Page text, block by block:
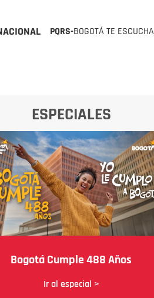
PQRS-BOGOTÁ TE ESCUCHA
ESPECIALES
Bogotá Cumple 488 Años
Ir al especial >